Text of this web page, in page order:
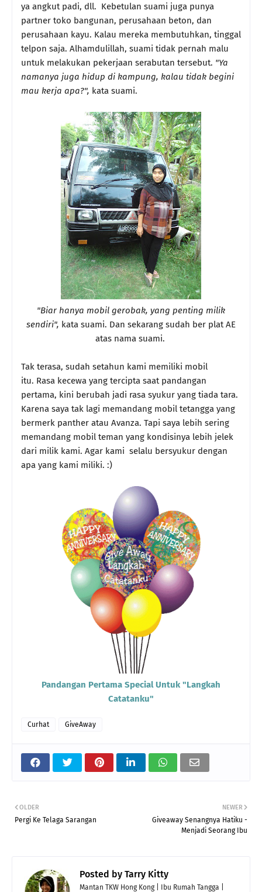
ya angkut padi, dll. Kebetulan suami juga punya
partner toko bangunan, perusahaan beton, dan
perusahaan kayu. Kalau mereka membutuhkan, tinggal
telpon saja. Alhamdulillah, suami tidak pernah malu
untuk melakukan pekerjaan serabutan tersebut. "Ya
namanya juga hidup di kampung, kalau tidak begini
mau kerja apa?", kata suami.
"Biar hanya mobil gerobak, yang penting milik
sendiri", kata suami. Dan sekarang sudah ber plat AE
atas nama suami.
Tak terasa, sudah setahun kami memiliki mobil
itu. Rasa kecewa yang tercipta saat pandangan
pertama, kini berubah jadi rasa syukur yang tiada tara.
Karena saya tak lagi memandang mobil tetangga yang
bermerk panther atau Avanza. Tapi saya lebih sering
memandang mobil teman yang kondisinya lebih jelek
dari milik kami. Agar kami selalu bersyukur dengan
apa yang kami miliki. :)
Pandangan Pertama Special Untuk "Langkah
Catatanku"
Curhat GiveAway
NEWER
Giveaway Senangnya Hatiku -
Menjadi Seorang Ibu
OLDER
Pergi Ke Telaga Sarangan
Posted by Tarry Kitty
Mantan TKW Hong Kong | Ibu Rumah Tangga |